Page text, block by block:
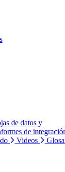
de datos y
de
Videos